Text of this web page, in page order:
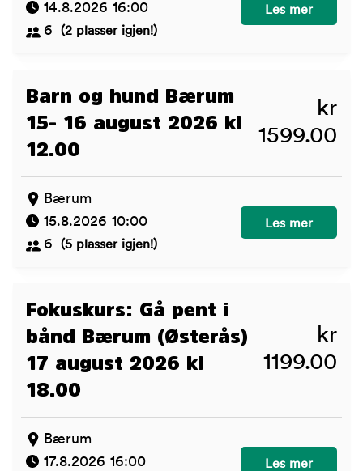
14.8.2026 16:00
6
(2 plasser igjen!)
Sporkurs for
Les mer
Barn og hund Bærum
15- 16 august 2026 kl
12.00
kr
1599.00
Bærum
15.8.2026 10:00
6
(5 plasser igjen!)
Barn og hund
Les mer
Fokuskurs: Gå pent i
bånd Bærum (Østerås)
17 august 2026 kl
18.00
kr
1199.00
Bærum
17.8.2026 16:00
Fokuskurs: Gå
Les mer